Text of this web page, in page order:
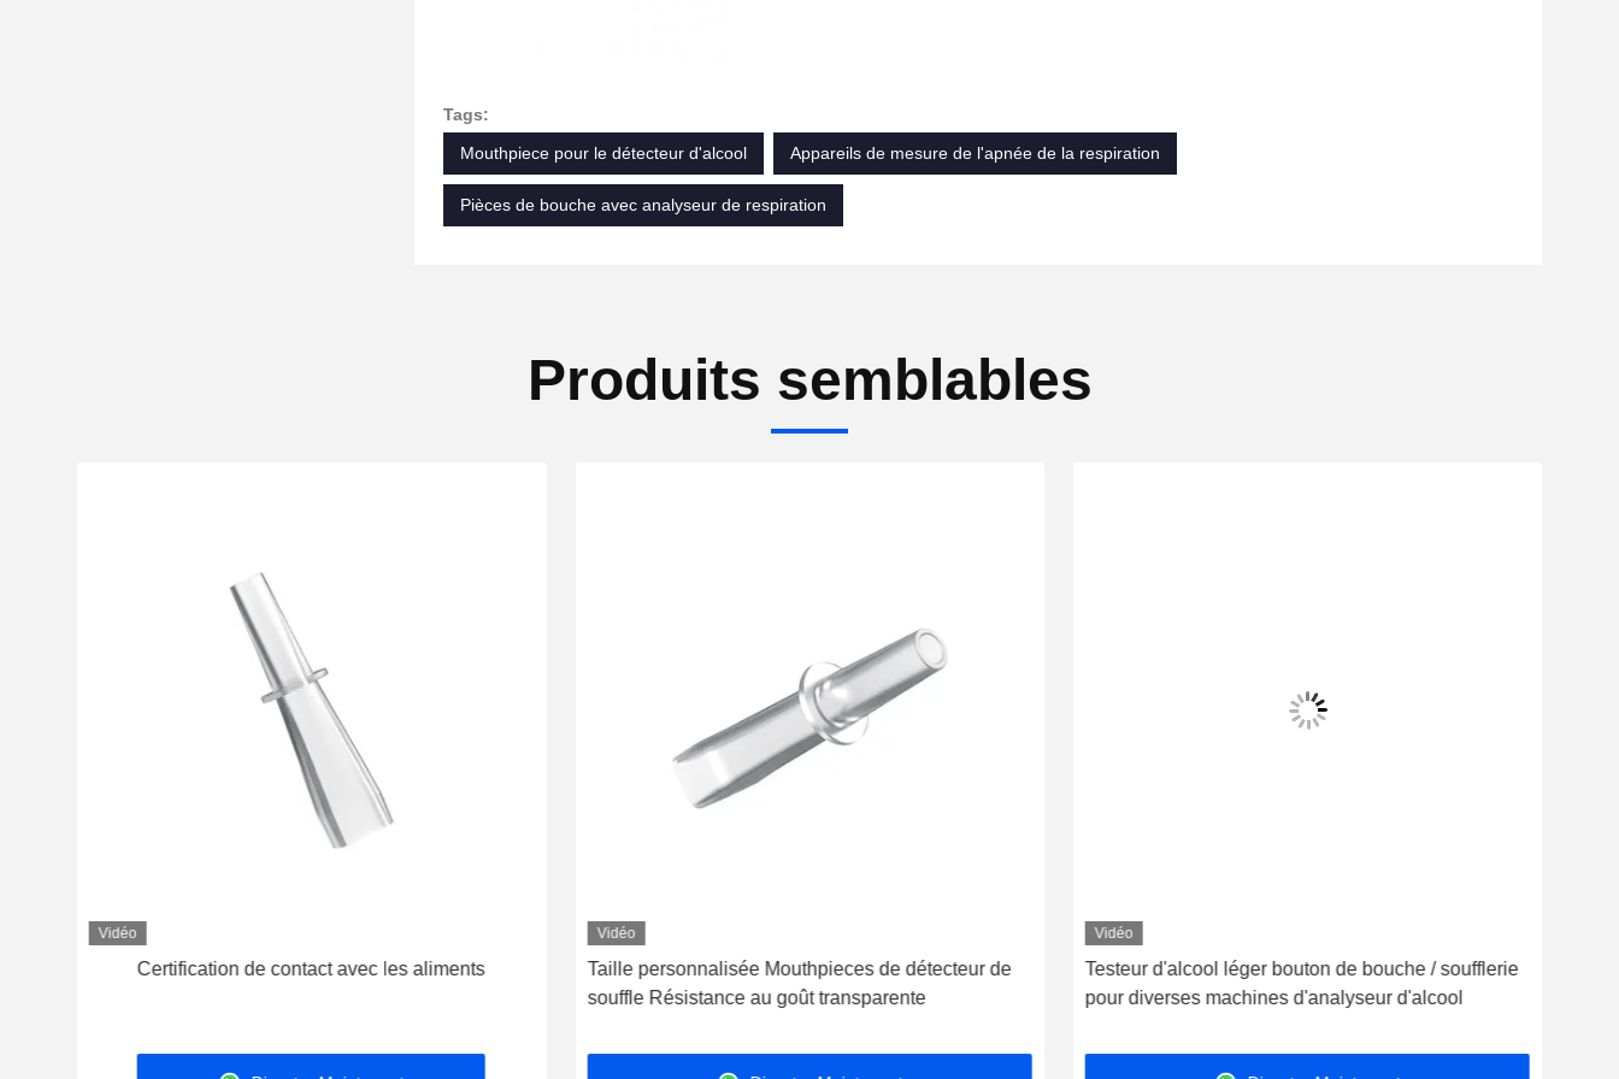
Tags:
Mouthpiece pour le détecteur d'alcool
Appareils de mesure de l'apnée de la respiration
Pièces de bouche avec analyseur de respiration
Produits semblables
Vidéo
Certification de contact avec les aliments
Vidéo
Taille personnalisée Mouthpieces de détecteur de
souffle Résistance au goût transparente
Vidéo
Testeur d'alcool léger bouton de bouche / soufflerie
pour diverses machines d'analyseur d'alcool